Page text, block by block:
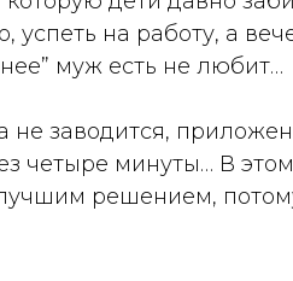
успеть на работу, а
муж есть не любит…
заводится,
четыре минуты… В
решением,